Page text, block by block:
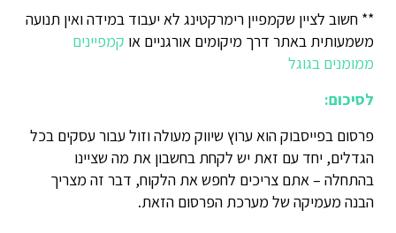
** חשוב לציין שקמפיין רימרקטינג לא יעבוד במידה ואין תנועה
משמעותית באתר דרך מיקומים אורגניים או קמפיינים
ממומנים בגוגל
לסיכום:
פרסום בפייסבוק הוא ערוץ שיווק מעולה וזול עבור עסקים בכל
הגדלים, יחד עם זאת יש לקחת בחשבון את מה שציינו
בהתחלה – אתם צריכים לחפש את הלקוח, דבר זה מצריך
הבנה מעמיקה של מערכת הפרסום הזאת.